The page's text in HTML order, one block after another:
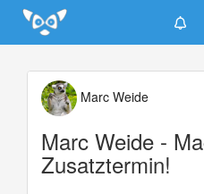
Update cookies preferences
Marc Weide
Marc Weide -
Zusatztermin!